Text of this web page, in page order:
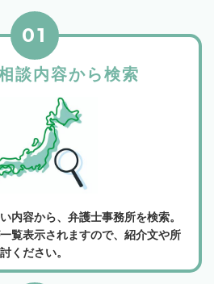
談内容から検索
01
内容から、弁護士事務所を検索。
覧表示されますので、紹介文や所
ください。